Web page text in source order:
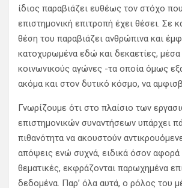
ίδιος παραβιάζει ευθέως τον στόχο
επιστημονική επιτροπή έχει θέσει. Σε
θέση του παραβιάζει ανθρώπινα και
κατοχυρωμένα εδώ και δεκαετίες,
κοινωνικούς αγώνες -τα οποία όμως
ακόμα και στον δυτικό κόσμο, να
Γνωρίζουμε ότι στο πλαίσιο των
επιστημονικών συναντήσεων υπάρχει
πιθανότητα να ακουστούν
απόψεις ενώ συχνά, ειδικά όσον
θεματικές, εκφράζονται παρωχημένα
δεδομένα. Παρ’ όλα αυτά, ο ρόλος του